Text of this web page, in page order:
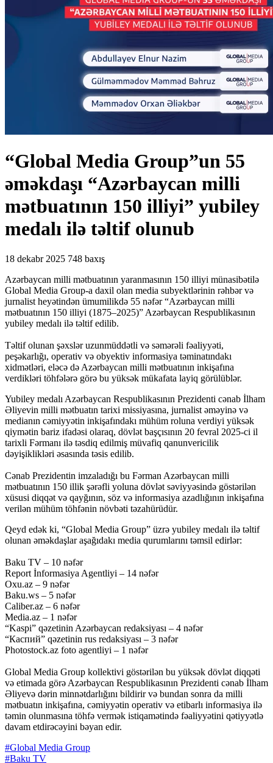
“Global Media Group”un 55
əməkdaşı “Azərbaycan milli
mətbuatının 150 illiyi” yubiley
medalı ilə təltif olunub
18 dekabr 2025 748 baxış
Azərbaycan milli mətbuatının yaranmasının 150 illiyi münasibətilə
Global Media Group-a daxil olan media subyektlərinin rəhbər və
jurnalist heyətindən ümumilikdə 55 nəfər “Azərbaycan milli
mətbuatının 150 illiyi (1875–2025)” Azərbaycan Respublikasının
yubiley medalı ilə təltif edilib.
Təltif olunan şəxslər uzunmüddətli və səmərəli fəaliyyəti,
peşəkarlığı, operativ və obyektiv informasiya təminatındakı
xidmətləri, eləcə də Azərbaycan milli mətbuatının inkişafına
verdikləri töhfələrə görə bu yüksək mükafata layiq görülüblər.
Yubiley medalı Azərbaycan Respublikasının Prezidenti cənab İlham
Əliyevin milli mətbuatın tarixi missiyasına, jurnalist əməyinə və
medianın cəmiyyətin inkişafındakı mühüm roluna verdiyi yüksək
qiymətin bariz ifadəsi olaraq, dövlət başçısının 20 fevral 2025-ci il
tarixli Fərmanı ilə təsdiq edilmiş müvafiq qanunvericilik
dəyişiklikləri əsasında təsis edilib.
Cənab Prezidentin imzaladığı bu Fərman Azərbaycan milli
mətbuatının 150 illik şərəfli yoluna dövlət səviyyəsində göstərilən
xüsusi diqqət və qayğının, söz və informasiya azadlığının inkişafına
verilən mühüm töhfənin növbəti təzahürüdür.
Qeyd edək ki, “Global Media Group” üzrə yubiley medalı ilə təltif
olunan əməkdaşlar aşağıdakı media qurumlarını təmsil edirlər:
Baku TV – 10 nəfər
Report İnformasiya Agentliyi – 14 nəfər
Oxu.az – 9 nəfər
Baku.ws – 5 nəfər
Caliber.az – 6 nəfər
Media.az – 1 nəfər
“Kaspi” qəzetinin Azərbaycan redaksiyası – 4 nəfər
“Каспий” qəzetinin rus redaksiyası – 3 nəfər
Photostock.az foto agentliyi – 1 nəfər
Global Media Group kollektivi göstərilən bu yüksək dövlət diqqəti
və etimada görə Azərbaycan Respublikasının Prezidenti cənab İlham
Əliyevə dərin minnətdarlığını bildirir və bundan sonra da milli
mətbuatın inkişafına, cəmiyyətin operativ və etibarlı informasiya ilə
təmin olunmasına töhfə vermək istiqamətində fəaliyyətini qətiyyətlə
davam etdirəcəyini bəyan edir.
#Global Media Group
#Baku TV